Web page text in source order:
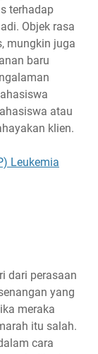
terhadap
Objek rasa
mungkin juga
baru
atau
klien.
Leukemia
dari perasaan
yang
meraka
itu salah.
cara